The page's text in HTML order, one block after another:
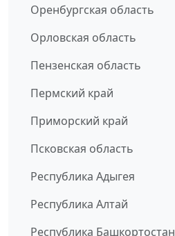
Оренбургская область
Орловская область
Пензенская область
Пермский край
Приморский край
Псковская область
Республика Адыгея
Республика Алтай
Республика Башкортостан